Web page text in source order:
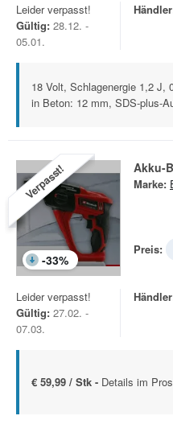
Leider verpasst!
Gültig: 28.12. -
05.01.
18 Volt, Schlagenergie 1,2 J,
in Beton: 12 mm, SDS-plus-
Verpasst!
-33%
Akku-
Marke:
Preis:
Leider verpasst!
Gültig: 27.02. -
07.03.
€ 59,99 / Stk - Details im